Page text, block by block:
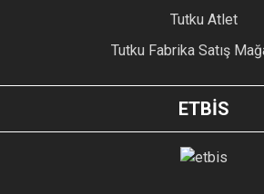
Tutku Atlet
Tutku Fabrika Satış
ETBİS